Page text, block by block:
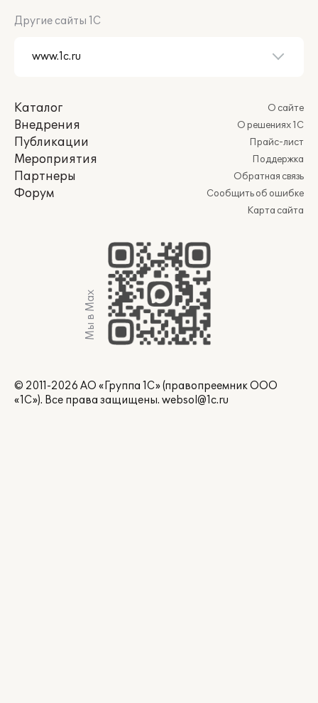
Другие сайты 1С
Каталог
Внедрения
Публикации
Мероприятия
Партнеры
Форум
О сайте
О решениях 1С
Прайс-лист
Поддержка
Обратная связь
Сообщить об ошибке
Карта сайта
Мы в Max
© 2011-2026 АО «Группа 1С» (правопреемник ООО
«1С»). Все права защищены. websol@1c.ru